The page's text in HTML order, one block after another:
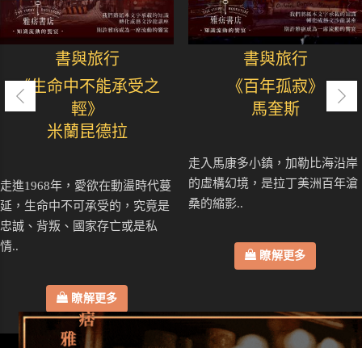
書與旅行
《生命中不能承受之
輕》
米蘭昆德拉
走進1968年，愛欲在動盪時代蔓
延，生命中不可承受的，究竟是
忠誠、背叛、國家存亡或是私
情..
瞭解更多
書與旅行
《百年孤寂》
馬奎斯
走入馬康多小鎮，加勒比海沿岸
的虛構幻境，是拉丁美洲百年滄
桑的縮影..
瞭解更多